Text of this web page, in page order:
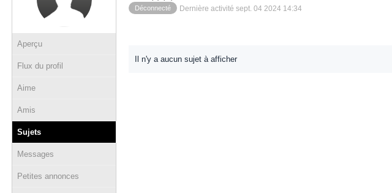
Aperçu
Flux du profil
Aime
Amis
Sujets
Messages
Petites annonces
Déconnecté Dernière activité sept. 04 2024 14:34
Il n'y a aucun sujet à afficher